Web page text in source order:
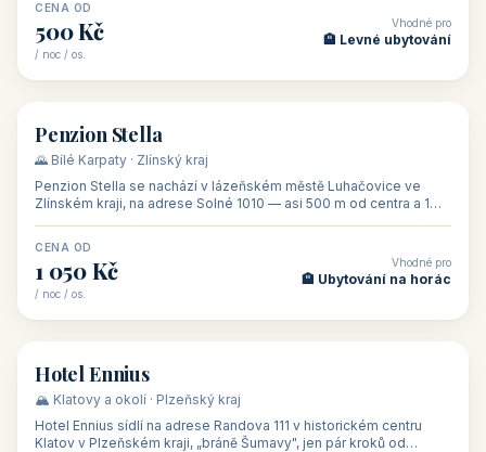
CENA OD
500 Kč
/ noc / os.
Vhodné pro
🏨 Levné ubytování
🏡 penzion
Penzion Stella
🌄 Bílé Karpaty · Zlínský kraj
Penzion Stella se nachází v lázeňském městě Luhačovice ve
Zlínském kraji, na adrese Solné 1010 — asi 500 m od centra a 1
CENA OD
1 050 Kč
/ noc / os.
Vhodné pro
🏨 Ubytování na horác
🏨 hotel
Hotel Ennius
🏔️ Klatovy a okolí · Plzeňský kraj
Hotel Ennius sídlí na adrese Randova 111 v historickém centru
Klatov v Plzeňském kraji, „bráně Šumavy", jen pár kroků od